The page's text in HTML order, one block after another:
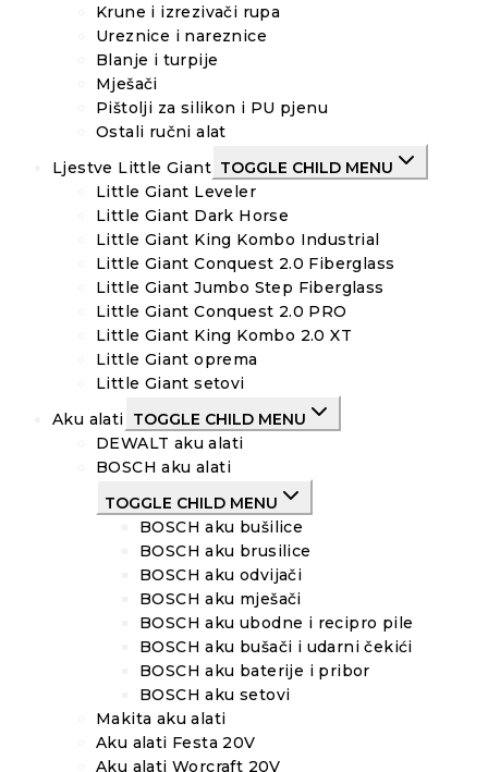
Krune i izrezivači rupa
Ureznice i nareznice
Blanje i turpije
Mješači
Pištolji za silikon i PU pjenu
Ostali ručni alat
Ljestve Little Giant TOGGLE CHILD MENU
Little Giant Leveler
Little Giant Dark Horse
Little Giant King Kombo Industrial
Little Giant Conquest 2.0 Fiberglass
Little Giant Jumbo Step Fiberglass
Little Giant Conquest 2.0 PRO
Little Giant King Kombo 2.0 XT
Little Giant oprema
Little Giant setovi
Aku alati TOGGLE CHILD MENU
DEWALT aku alati
BOSCH aku alati
TOGGLE CHILD MENU
BOSCH aku bušilice
BOSCH aku brusilice
BOSCH aku odvijači
BOSCH aku mješači
BOSCH aku ubodne i recipro pile
BOSCH aku bušači i udarni čekići
BOSCH aku baterije i pribor
BOSCH aku setovi
Makita aku alati
Aku alati Festa 20V
Aku alati Worcraft 20V